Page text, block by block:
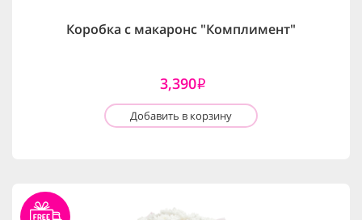
Коробка с макаронс "Комплимент"
3,390i
Добавить в корзину